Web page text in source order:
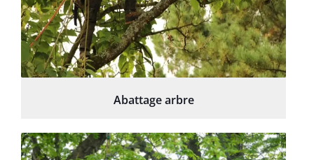
Abattage arbre